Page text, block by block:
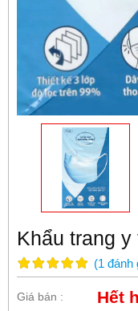
Khẩu trang
(1 đánh
Giá bán : Hết